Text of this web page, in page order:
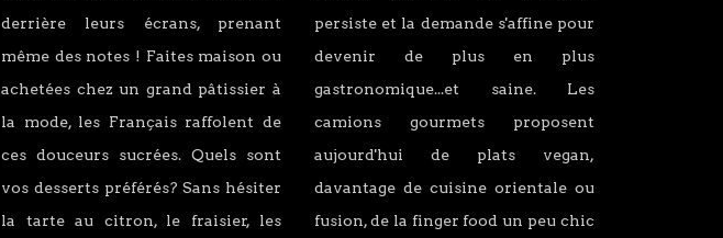
derrière leurs écrans, prenant
même des notes ! Faites maison ou
achetées chez un grand pâtissier à
la mode, les Français raffolent de
ces douceurs sucrées. Quels sont
vos desserts préférés? Sans hésiter
la tarte au citron, le fraisier, les
persiste et la demande s'affine pour
devenir de plus en plus
gastronomique...et saine. Les
camions gourmets proposent
aujourd'hui de plats vegan,
davantage de cuisine orientale ou
fusion, de la finger food un peu chic